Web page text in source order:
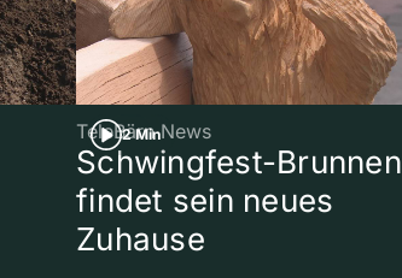
2 Min
TeleBärn News
Schwingfest-Brunnen
findet sein neues
Zuhause